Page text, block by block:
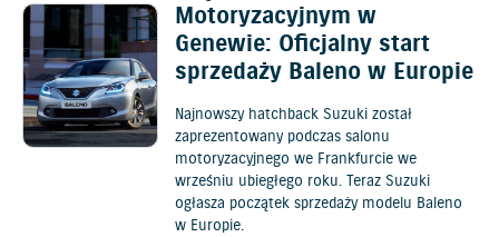
Motoryzacyjnym w
Genewie: Oficjalny start
sprzedaży Baleno w Europie
Najnowszy hatchback Suzuki został
zaprezentowany podczas salonu
motoryzacyjnego we Frankfurcie we
wrześniu ubiegłego roku. Teraz Suzuki
ogłasza początek sprzedaży modelu Baleno
w Europie.